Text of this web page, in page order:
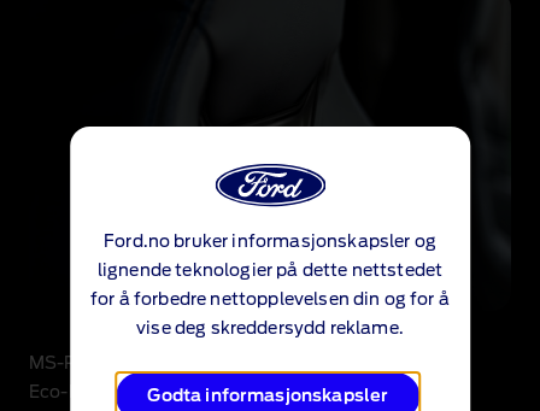
Ford.no bruker informasjonskapsler og
lignende teknologier på dette nettstedet
for å forbedre nettopplevelsen din og for å
vise deg skreddersydd reklame.
Godta informasjonskapsler
MS‑RT‑sportssetene er håndlaget i førsteklasses
Eco‑Leather
og semsket skinn med maksimal